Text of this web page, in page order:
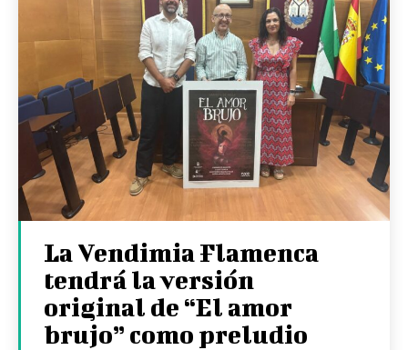
La Vendimia Flamenca
tendrá la versión
original de “El amor
brujo” como preludio